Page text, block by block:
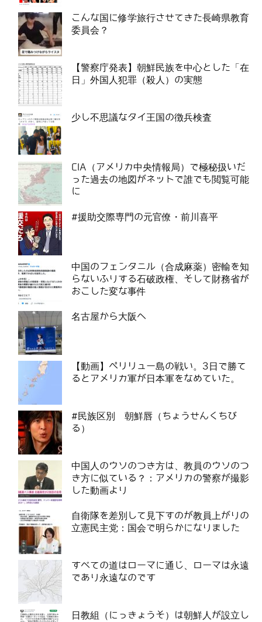
こんな国に修学旅行させてきた長崎県教育
委員会？
【警察庁発表】朝鮮民族を中心とした「在
日」外国人犯罪（殺人）の実態
少し不思議なタイ王国の徴兵検査
CIA（アメリカ中央情報局）で極秘扱いだ
った過去の地図がネットで誰でも閲覧可能
に
#援助交際専門の元官僚・前川喜平
中国のフェンタニル（合成麻薬）密輸を知
らないふりする石破政権、そして財務省が
おこした変な事件
名古屋から大阪へ
【動画】ペリリュー島の戦い。3日で勝て
るとアメリカ軍が日本軍をなめていた。
#民族区別 朝鮮唇（ちょうせんくちび
る）
中国人のウソのつき方は、教員のウソのつ
き方に似ている？：アメリカの警察が撮影
した動画より
自衛隊を差別して見下すのが教員上がりの
立憲民主党：国会で明らかになりました
すべての道はローマに通じ、ローマは永遠
であり永遠なのです
日教組（にっきょうそ）は朝鮮人が設立し